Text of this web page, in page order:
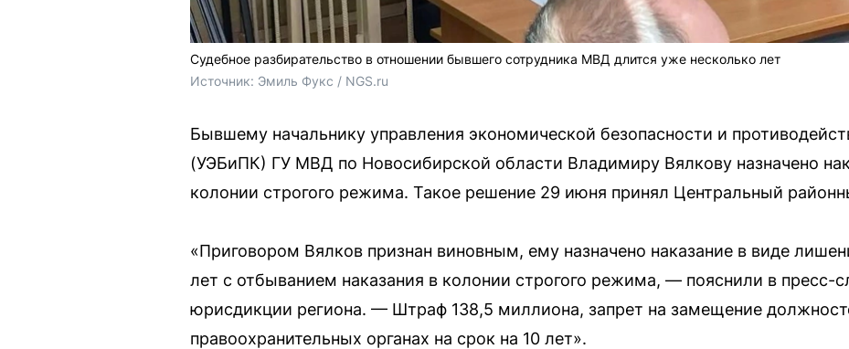
Судебное разбирательство в отношении бывшего сотрудника МВД длится уже несколько лет
Источник: Эмиль Фукс / NGS.ru
Бывшему начальнику управления экономической безопасности и
(УЭБиПК) ГУ МВД по Новосибирской области Владимиру Вялкову назначено
колонии строгого режима. Такое решение 29 июня принял Центральный
«Приговором Вялков признан виновным, ему назначено наказание в виде
лет с отбыванием наказания в колонии строгого режима, — пояснили в пресс-
юрисдикции региона. — Штраф 138,5 миллиона, запрет на замещение
правоохранительных органах на срок на 10 лет».